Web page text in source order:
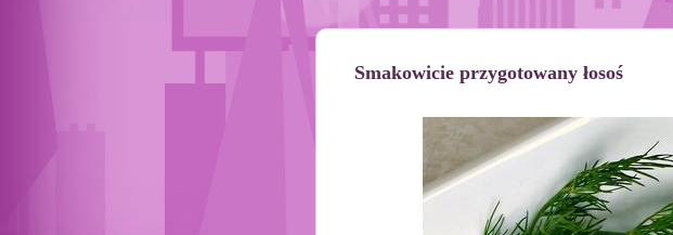
Smakowicie przygotowany łosoś